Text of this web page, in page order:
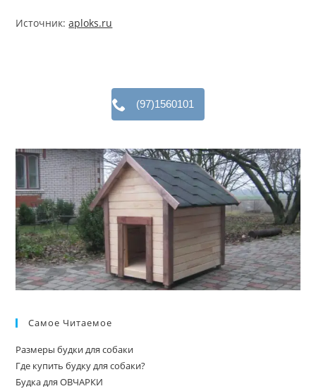
Источник:aploks.ru
(97)1560101
Самое Читаемое
Размеры будки для собаки
Где купить будку для собаки?
Будка для ОВЧАРКИ